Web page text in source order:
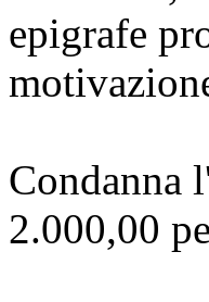
epigrafe
Condanna
2.000,00